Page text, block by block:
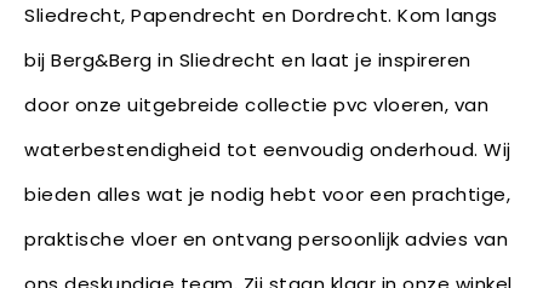
Sliedrecht, Papendrecht en Dordrecht. Kom langs
bij Berg&Berg in Sliedrecht en laat je inspireren
door onze uitgebreide collectie pvc vloeren, van
waterbestendigheid tot eenvoudig onderhoud. Wij
bieden alles wat je nodig hebt voor een prachtige,
praktische vloer en ontvang persoonlijk advies van